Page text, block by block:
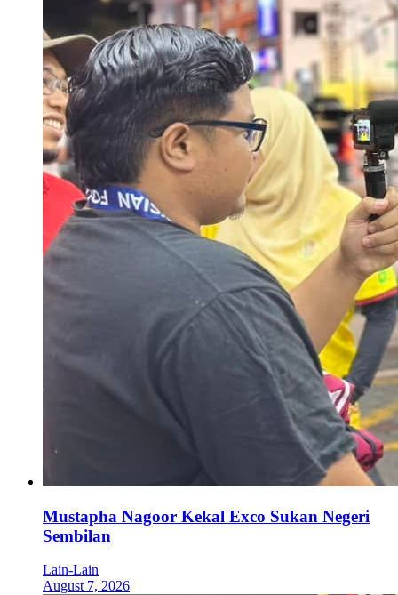
Mustapha Nagoor Kekal Exco Sukan Negeri
Sembilan
Lain-Lain
August 7, 2026